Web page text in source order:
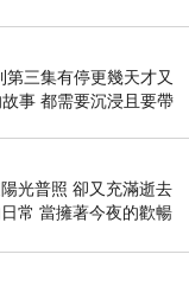
三集有停更幾天才又
事 都需要沉浸且要帶
光普照 卻又充滿逝去
常 當擁著今夜的歡暢
陽